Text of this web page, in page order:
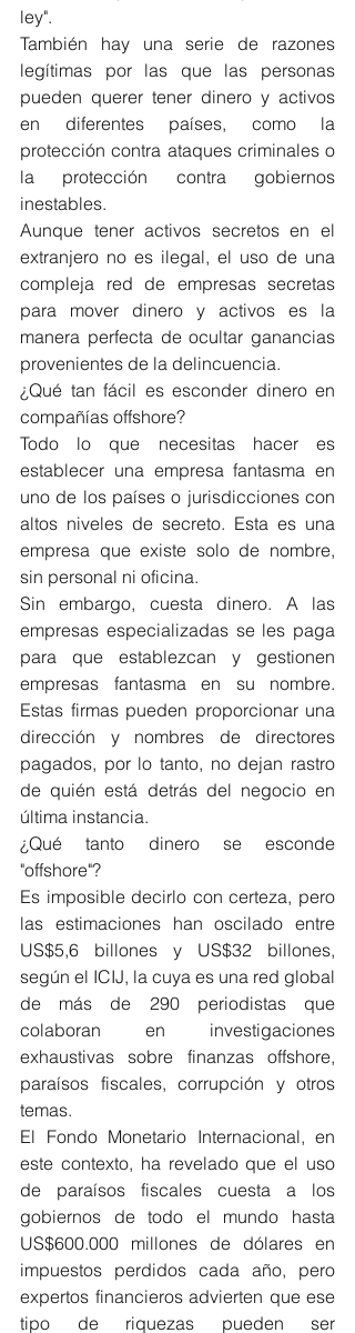
ley".
También hay una serie de razones
legítimas por las que las personas
pueden querer tener dinero y activos
en diferentes países, como la
protección contra ataques criminales o
la protección contra gobiernos
inestables.
Aunque tener activos secretos en el
extranjero no es ilegal, el uso de una
compleja red de empresas secretas
para mover dinero y activos es la
manera perfecta de ocultar ganancias
provenientes de la delincuencia.
¿Qué tan fácil es esconder dinero en
compañías offshore?
Todo lo que necesitas hacer es
establecer una empresa fantasma en
uno de los países o jurisdicciones con
altos niveles de secreto. Esta es una
empresa que existe solo de nombre,
sin personal ni oficina.
Sin embargo, cuesta dinero. A las
empresas especializadas se les paga
para que establezcan y gestionen
empresas fantasma en su nombre.
Estas firmas pueden proporcionar una
dirección y nombres de directores
pagados, por lo tanto, no dejan rastro
de quién está detrás del negocio en
última instancia.
¿Qué tanto dinero se esconde
"offshore"?
Es imposible decirlo con certeza, pero
las estimaciones han oscilado entre
US$5,6 billones y US$32 billones,
según el ICIJ, la cuya es una red global
de más de 290 periodistas que
colaboran en investigaciones
exhaustivas sobre finanzas offshore,
paraísos fiscales, corrupción y otros
temas.
El Fondo Monetario Internacional, en
este contexto, ha revelado que el uso
de paraísos fiscales cuesta a los
gobiernos de todo el mundo hasta
US$600.000 millones de dólares en
impuestos perdidos cada año, pero
expertos financieros advierten que ese
tipo de riquezas pueden ser